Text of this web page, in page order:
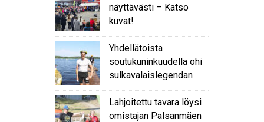
näyttävästi – Katso
kuvat!
Yhdellätoista
soutukuninkuudella ohi
sulkavalaislegendan
Lahjoitettu tavara löysi
omistajan Palsanmäen